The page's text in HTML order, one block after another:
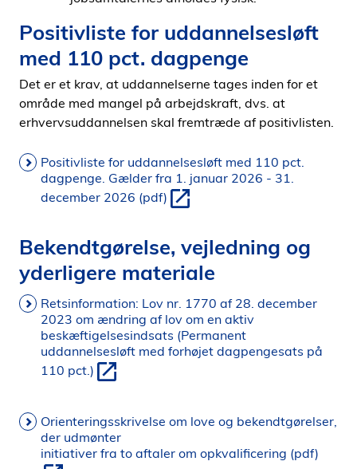
Positivliste for uddannelsesløft
med 110 pct. dagpenge
Det er et krav, at uddannelserne tages inden for et
område med mangel på arbejdskraft, dvs. at
erhvervsuddannelsen skal fremtræde af positivlisten.
Positivliste for uddannelsesløft med 110 pct.
dagpenge. Gælder fra 1. januar 2026 - 31.
december 2026 (pdf)
Bekendtgørelse, vejledning og
yderligere materiale
Retsinformation: Lov nr. 1770 af 28. december
2023 om ændring af lov om en aktiv
beskæftigelsesindsats (Permanent
uddannelsesløft med forhøjet dagpengesats på
110 pct.)
Orienteringsskrivelse om love og bekendtgørelser,
der udmønter
initiativer fra to aftaler om opkvalificering (pdf)